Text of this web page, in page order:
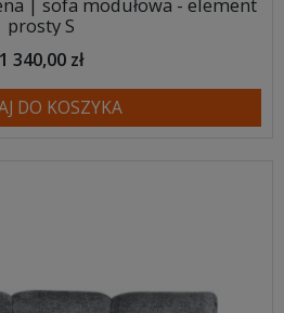
prosty S
1 340,00 zł
DO KOSZYKA